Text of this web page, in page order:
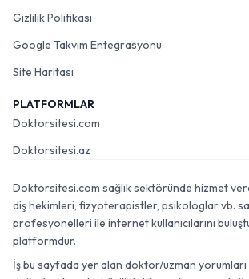
Gizlilik Politikası
Google Takvim Entegrasyonu
Site Haritası
PLATFORMLAR
Doktorsitesi.com
Doktorsitesi.az
Doktorsitesi.com sağlık sektöründe hizmet
diş hekimleri, fizyoterapistler, psikologlar vb.
profesyonelleri ile internet kullanıcılarını
platformdur.
İş bu sayfada yer alan doktor/uzman yorumları